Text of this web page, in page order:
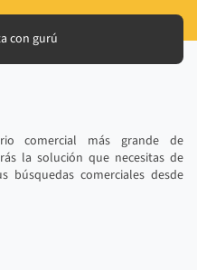
con gurú
comercial más grande de
la solución que necesitas de
búsquedas comerciales desde